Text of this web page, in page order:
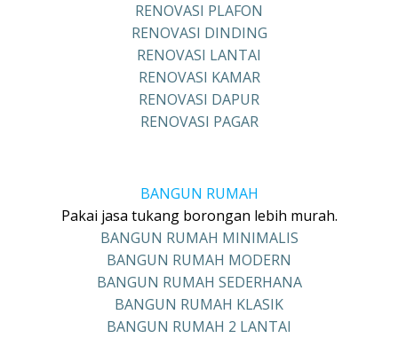
RENOVASI PLAFON
RENOVASI DINDING
RENOVASI LANTAI
RENOVASI KAMAR
RENOVASI DAPUR
RENOVASI PAGAR
BANGUN RUMAH
Pakai jasa tukang borongan lebih murah.
BANGUN RUMAH MINIMALIS
BANGUN RUMAH MODERN
BANGUN RUMAH SEDERHANA
BANGUN RUMAH KLASIK
BANGUN RUMAH 2 LANTAI